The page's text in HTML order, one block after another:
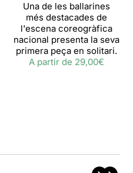
Una de les ballarines
més destacades de
l'escena coreogràfica
nacional presenta la seva
primera peça en solitari.
A partir de 29,00€